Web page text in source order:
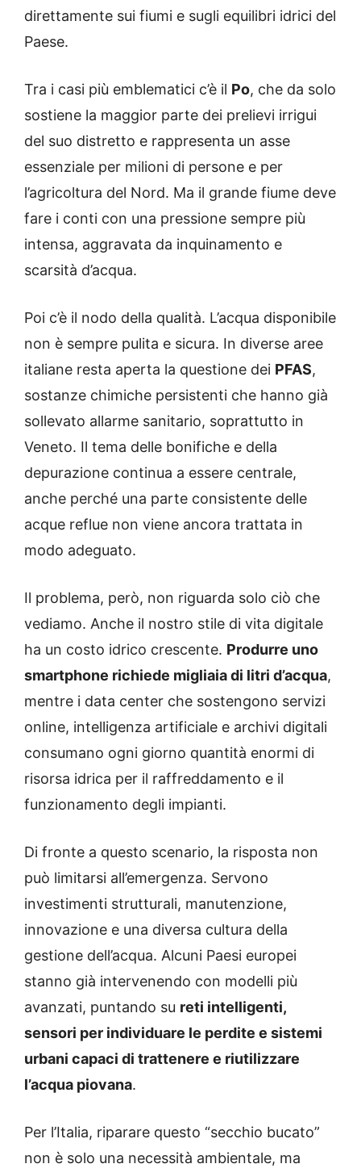
direttamente sui fiumi e sugli equilibri idrici del
Paese.
Tra i casi più emblematici c’è il Po, che da solo
sostiene la maggior parte dei prelievi irrigui
del suo distretto e rappresenta un asse
essenziale per milioni di persone e per
l’agricoltura del Nord. Ma il grande fiume deve
fare i conti con una pressione sempre più
intensa, aggravata da inquinamento e
scarsità d’acqua.
Poi c’è il nodo della qualità. L’acqua disponibile
non è sempre pulita e sicura. In diverse aree
italiane resta aperta la questione dei PFAS,
sostanze chimiche persistenti che hanno già
sollevato allarme sanitario, soprattutto in
Veneto. Il tema delle bonifiche e della
depurazione continua a essere centrale,
anche perché una parte consistente delle
acque reflue non viene ancora trattata in
modo adeguato.
Il problema, però, non riguarda solo ciò che
vediamo. Anche il nostro stile di vita digitale
ha un costo idrico crescente. Produrre uno
smartphone richiede migliaia di litri d’acqua,
mentre i data center che sostengono servizi
online, intelligenza artificiale e archivi digitali
consumano ogni giorno quantità enormi di
risorsa idrica per il raffreddamento e il
funzionamento degli impianti.
Di fronte a questo scenario, la risposta non
può limitarsi all’emergenza. Servono
investimenti strutturali, manutenzione,
innovazione e una diversa cultura della
gestione dell’acqua. Alcuni Paesi europei
stanno già intervenendo con modelli più
avanzati, puntando su reti intelligenti,
sensori per individuare le perdite e sistemi
urbani capaci di trattenere e riutilizzare
l’acqua piovana.
Per l’Italia, riparare questo “secchio bucato”
non è solo una necessità ambientale, ma